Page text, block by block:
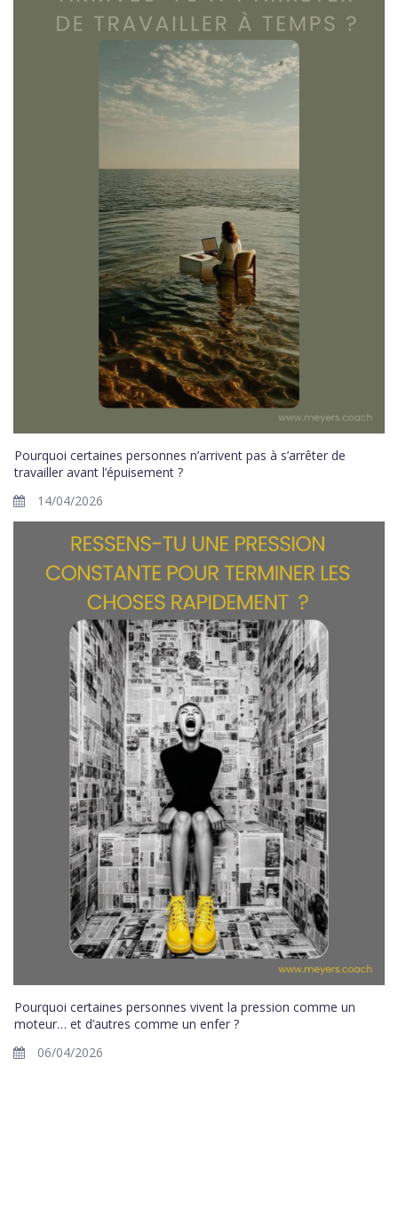
Pourquoi certaines personnes n’arrivent pas à s’arrêter de
travailler avant l’épuisement ?
14/04/2026
Pourquoi certaines personnes vivent la pression comme un
moteur… et d’autres comme un enfer ?
06/04/2026